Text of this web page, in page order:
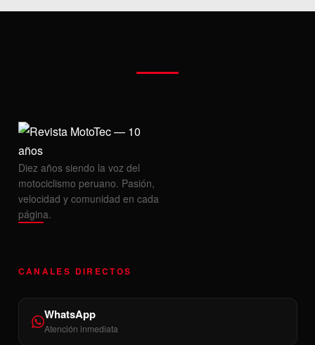
Diez años siendo la voz del
motociclismo peruano. Pasión,
velocidad y comunidad en cada
página.
CANALES DIRECTOS
WhatsApp
Atención inmediata